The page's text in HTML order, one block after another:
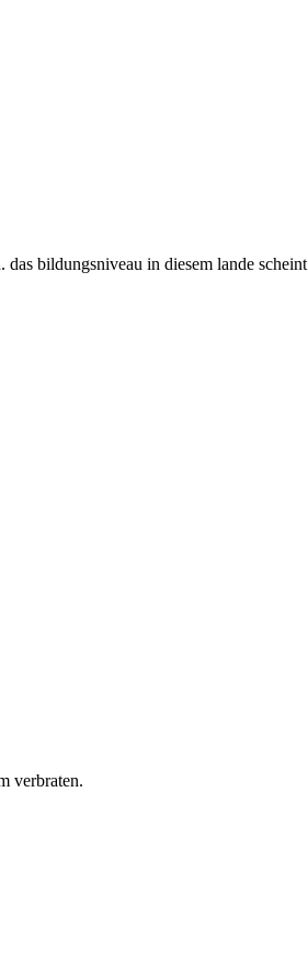
bildungsniveau in diesem lande scheint
verbraten.